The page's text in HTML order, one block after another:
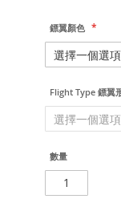
鏢翼顏色
Flight Type 鏢翼
數量